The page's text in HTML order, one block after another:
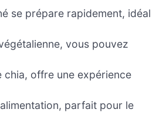
se prépare rapidement, idéal
vous pouvez
chia, offre une expérience
parfait pour le